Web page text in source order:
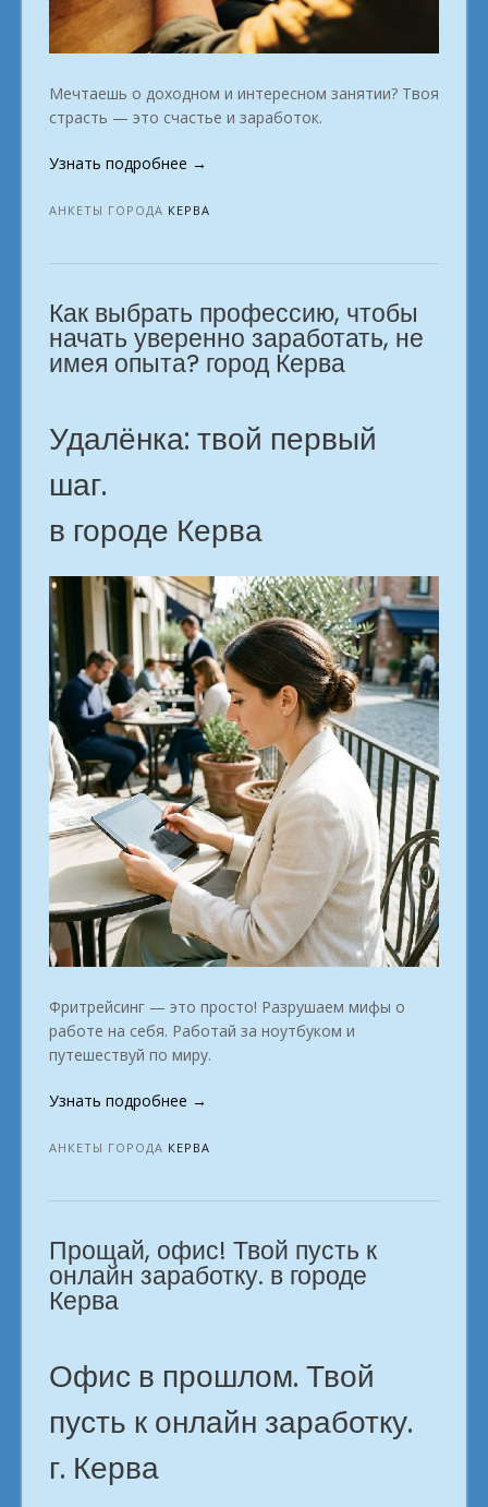
Мечтаешь о доходном и интересном занятии? Твоя
страсть — это счастье и заработок.
Узнать подробнее «Работа
дома:
быстро
на
доход?
г.
Керва»
→
АНКЕТЫ ГОРОДА КЕРВА
Как выбрать профессию, чтобы
начать уверенно заработать, не
имея опыта? город Керва
Удалёнка: твой первый
шаг.
в городе Керва
Фритрейсинг — это просто! Разрушаем мифы о
работе на себя. Работай за ноутбуком и
путешествуй по миру.
Узнать подробнее «Как
профессию,
начать
заработать,
не
→
АНКЕТЫ ГОРОДА КЕРВА
Прощай, офис! Твой пусть к
онлайн заработку. в городе
Керва
Офис в прошлом. Твой
пусть к онлайн заработку.
г. Керва